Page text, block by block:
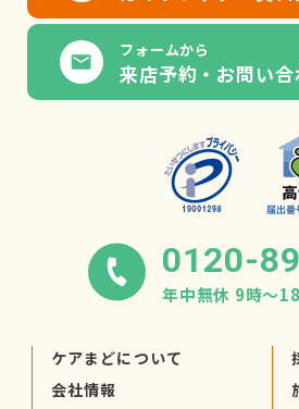
フォームから
来店予約・お問い合
0120-
年中無休 9時〜
ケアまどについて
会社情報